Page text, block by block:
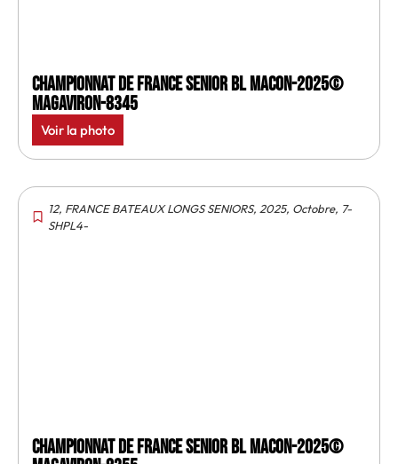
Championnat de France senior BL Macon-2025©
MagAviron-8345
Voir la photo
12, FRANCE BATEAUX LONGS SENIORS, 2025, Octobre, 7-
SHPL4-
Championnat de France senior BL Macon-2025©